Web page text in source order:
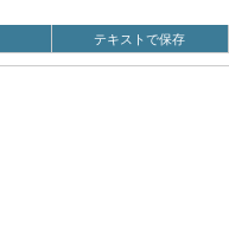
テキストで保存